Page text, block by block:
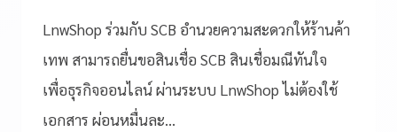
LnwShop ร่วมกับ SCB อำนวยความสะดวกให้ร้านค้า
เทพ สามารถยื่นขอสินเชื่อ SCB สินเชื่อมณีทันใจ
เพื่อธุรกิจออนไลน์ ผ่านระบบ LnwShop ไม่ต้องใช้
เอกสาร ผ่อนหมื่นละ…